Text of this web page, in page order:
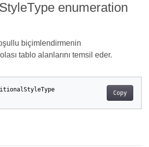
enumeration
biçimlendirmenin
tablo alanlarını temsil eder.
Copy